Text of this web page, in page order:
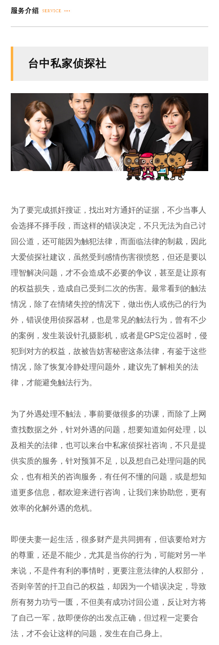
台中私家侦探社
为了要完成抓奸搜证，找出对方通奸的证据，不少当事人
会选择不择手段，而这样的错误决定，不只无法为自己讨
回公道，还可能因为触犯法律，而面临法律的制裁，因此
大爱侦探社建议，虽然受到感情伤害很愤怒，但还是要以
理智解决问题，才不会造成不必要的争议，甚至是让原有
的权益损失，造成自己受到二次的伤害。最常看到的触法
情况，除了在情绪失控的情况下，做出伤人或伤己的行为
外，错误使用侦探器材，也是常见的触法行为，曾有不少
的案例，发生装设针孔摄影机，或者是GPS定位器时，侵
犯到对方的权益，故被告妨害秘密这条法律，有鉴于这些
情况，除了恢复冷静处理问题外，建议先了解相关的法
律，才能避免触法行为。
为了外遇处理不触法，事前要做很多的功课，而除了上网
查找数据之外，针对外遇的问题，想要知道如何处理，以
及相关的法律，也可以来台中私家侦探社咨询，不只是提
供实质的服务，针对预算不足，以及想自己处理问题的民
众，也有相关的咨询服务，有任何不懂的问题，或是想知
道更多信息，都欢迎来进行咨询，让我们来协助您，更有
效率的化解外遇的危机。
即便夫妻一起生活，很多财产是共同拥有，但该要给对方
的尊重，还是不能少，尤其是当你的行为，可能对另一半
来说，不是件有利的事情时，更要注意法律的人权部分，
否则辛苦的扞卫自己的权益，却因为一个错误决定，导致
所有努力功亏一匮，不但美有成功讨回公道，反让对方将
了自己一军，故即便你的出发点正确，但过程一定要合
法，才不会让这样的问题，发生在自己身上。